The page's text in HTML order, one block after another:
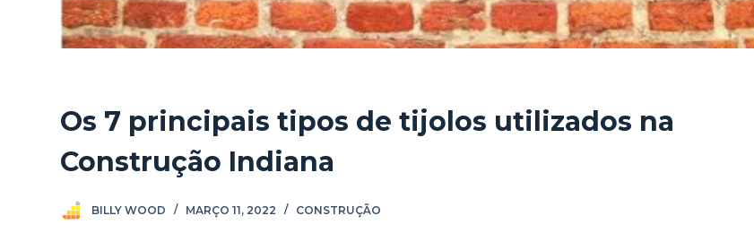
Os 7 principais tipos de tijolos utilizados na
Construção Indiana
BILLY WOOD MARÇO 11, 2022 CONSTRUÇÃO